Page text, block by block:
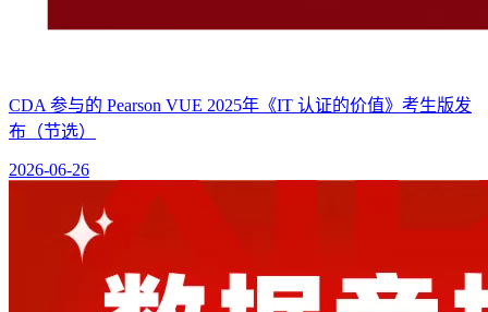
CDA 参与的 Pearson VUE 2025年《IT 认证的价值》考生版发
布（节选）
2026-06-26